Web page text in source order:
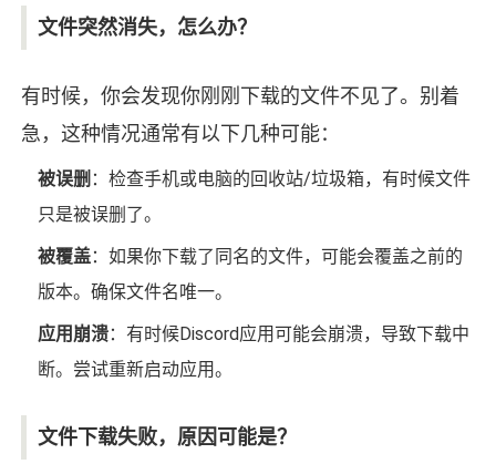
文件突然消失，怎么办？
有时候，你会发现你刚刚下载的文件不见了。别着
急，这种情况通常有以下几种可能：
被误删 ：检查手机或电脑的回收站/垃圾箱，有时候文件
只是被误删了。
被覆盖：如果你下载了同名的文件，可能会覆盖之前的
版本。确保文件名唯一。
应用崩溃：有时候Discord应用可能会崩溃，导致下载中
断。尝试重新启动应用。
文件下载失败，原因可能是？